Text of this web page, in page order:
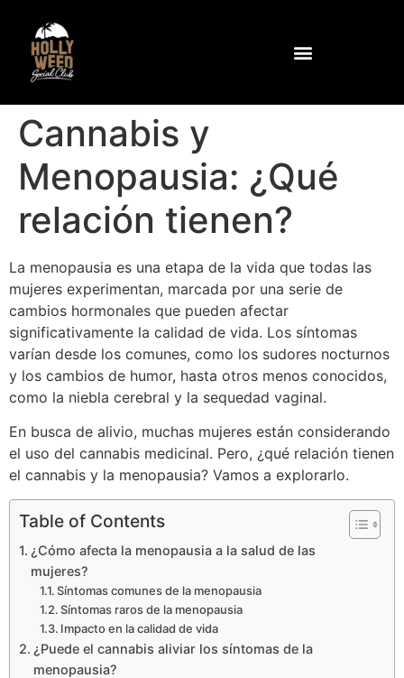
Cannabis y
Menopausia: ¿Qué
relación tienen?
La menopausia es una etapa de la vida que todas las
mujeres experimentan, marcada por una serie de
cambios hormonales que pueden afectar
significativamente la calidad de vida. Los síntomas
varían desde los comunes, como los sudores nocturnos
y los cambios de humor, hasta otros menos conocidos,
como la niebla cerebral y la sequedad vaginal.
En busca de alivio, muchas mujeres están considerando
el uso del cannabis medicinal. Pero, ¿qué relación tienen
el cannabis y la menopausia? Vamos a explorarlo.
Table of Contents
¿Cómo afecta la menopausia a la salud de las
mujeres?
Síntomas comunes de la menopausia
Síntomas raros de la menopausia
Impacto en la calidad de vida
¿Puede el cannabis aliviar los síntomas de la
menopausia?